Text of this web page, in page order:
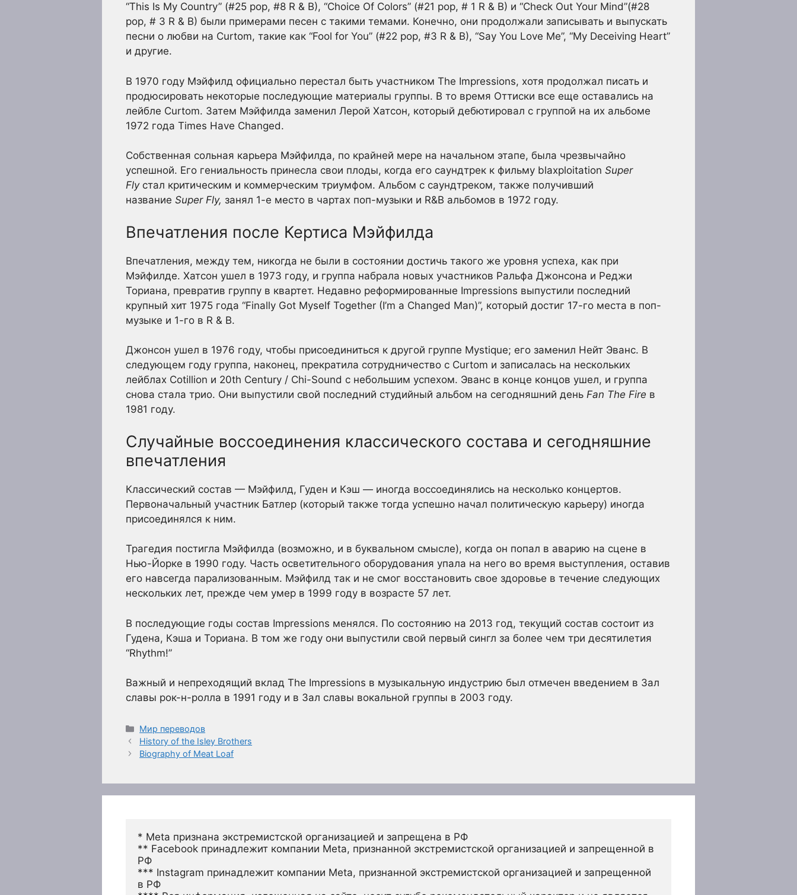
“This Is My Country” (#25 pop, #8 R & B), “Choice Of Colors” (#21 pop, # 1 R & B) и “Check Out Your Mind”(#28
pop, # 3 R & B) были примерами песен с такими темами. Конечно, они продолжали записывать и выпускать
песни о любви на Curtom, такие как “Fool for You” (#22 pop, #3 R & B), “Say You Love Me”, “My Deceiving Heart”
и другие.
В 1970 году Мэйфилд официально перестал быть участником The Impressions, хотя продолжал писать и
продюсировать некоторые последующие материалы группы. В то время Оттиски все еще оставались на
лейбле Curtom. Затем Мэйфилда заменил Лерой Хатсон, который дебютировал с группой на их альбоме
1972 года Times Have Changed.
Собственная сольная карьера Мэйфилда, по крайней мере на начальном этапе, была чрезвычайно
успешной. Его гениальность принесла свои плоды, когда его саундтрек к фильму blaxploitation Super
Flyстал критическим и коммерческим триумфом. Альбом с саундтреком, также получивший
название Super Fly, занял 1-е место в чартах поп-музыки и R&B альбомов в 1972 году.
Впечатления после Кертиса Мэйфилда
Впечатления, между тем, никогда не были в состоянии достичь такого же уровня успеха, как при
Мэйфилде. Хатсон ушел в 1973 году, и группа набрала новых участников Ральфа Джонсона и Реджи
Ториана, превратив группу в квартет. Недавно реформированные Impressions выпустили последний
крупный хит 1975 года “Finally Got Myself Together (I’m a Changed Man)”, который достиг 17-го места в поп-
музыке и 1-го в R & B.
Джонсон ушел в 1976 году, чтобы присоединиться к другой группе Mystique; его заменил Нейт Эванс. В
следующем году группа, наконец, прекратила сотрудничество с Curtom и записалась на нескольких
лейблах Cotillion и 20th Century / Chi-Sound с небольшим успехом. Эванс в конце концов ушел, и группа
снова стала трио. Они выпустили свой последний студийный альбом на сегодняшний день Fan The Fire в
1981 году.
Случайные воссоединения классического состава и сегодняшние
впечатления
Классический состав — Мэйфилд, Гуден и Кэш — иногда воссоединялись на несколько концертов.
Первоначальный участник Батлер (который также тогда успешно начал политическую карьеру) иногда
присоединялся к ним.
Трагедия постигла Мэйфилда (возможно, и в буквальном смысле), когда он попал в аварию на сцене в
Нью-Йорке в 1990 году. Часть осветительного оборудования упала на него во время выступления, оставив
его навсегда парализованным. Мэйфилд так и не смог восстановить свое здоровье в течение следующих
нескольких лет, прежде чем умер в 1999 году в возрасте 57 лет.
В последующие годы состав Impressions менялся. По состоянию на 2013 год, текущий состав состоит из
Гудена, Кэша и Ториана. В том же году они выпустили свой первый сингл за более чем три десятилетия
“Rhythm!”
Важный и непреходящий вклад The Impressions в музыкальную индустрию был отмечен введением в Зал
славы рок-н-ролла в 1991 году и в Зал славы вокальной группы в 2003 году.
Рубрики
Мир переводов
History of the Isley Brothers
Biography of Meat Loaf
* Meta признана экстремистской организацией и запрещена в РФ
** Facebook принадлежит компании Meta, признанной экстремистской организацией и запрещенной в
РФ
*** Instagram принадлежит компании Meta, признанной экстремистской организацией и запрещенной
в РФ